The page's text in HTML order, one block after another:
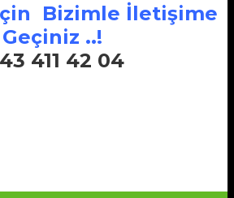
Bizimle İletişime
Geçiniz ..!
411 42 04